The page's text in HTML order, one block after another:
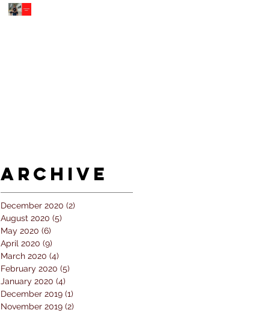
Archive
December 2020 (2)
August 2020 (5)
May 2020 (6)
April 2020 (9)
March 2020 (4)
February 2020 (5)
January 2020 (4)
December 2019 (1)
November 2019 (2)